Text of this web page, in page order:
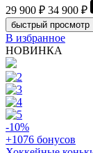
29 900 ₽ 34 900 ₽
быстрый просмотр
В избранное
НОВИНКА
-10%
+1076 бонусов